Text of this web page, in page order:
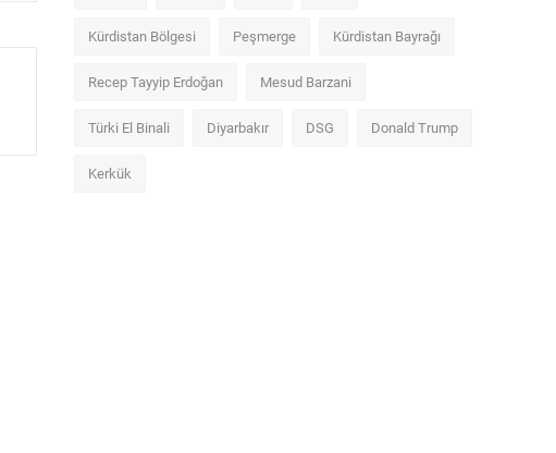
Kürdistan Bölgesi Peşmerge Kürdistan Bayrağı
Recep Tayyip Erdoğan Mesud Barzani
Türki El Binali Diyarbakır DSG Donald Trump
Kerkük